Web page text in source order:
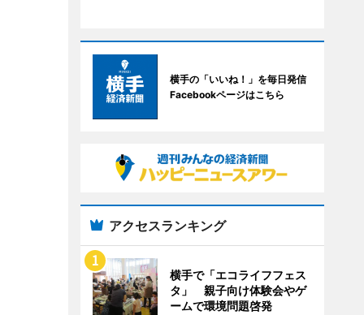
横手の「いいね！」を毎日発信
Facebookページはこちら
アクセスランキング
横手で「エコライフフェス
タ」 親子向け体験会やゲ
ームで環境問題啓発